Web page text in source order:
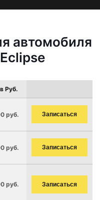
автомобиля
Руб.
руб. Записаться
руб. Записаться
руб. Записаться